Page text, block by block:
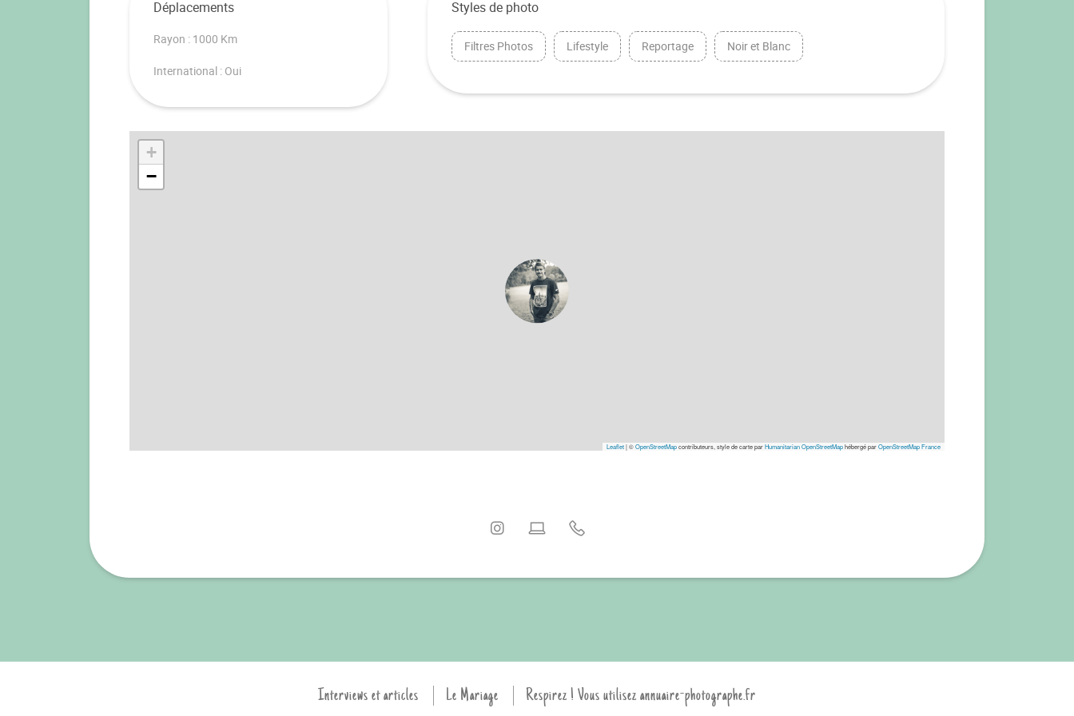
Déplacements
Rayon : 1000 Km
International : Oui
Styles de photo
Filtres Photos Lifestyle Reportage Noir et Blanc
+
−
Leaflet|©OpenStreetMapcontributeurs, style de carte parHumanitarian OpenStreetMaphébergé parOpenStreetMap France
Interviews et articles Le Mariage Respirez ! Vous utilisez annuaire-photographe.fr